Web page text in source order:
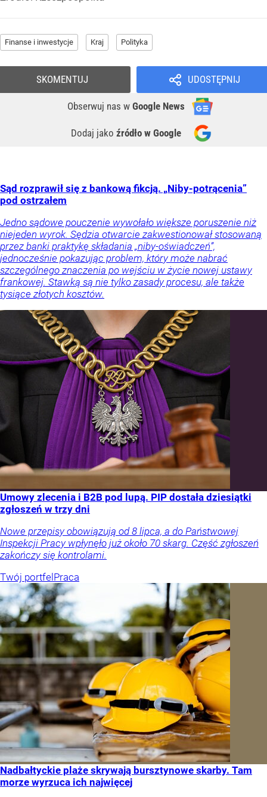
Finanse i inwestycje Kraj Polityka
UDOSTĘPNIJ
Obserwuj nas w Google News
Dodaj jako źródło w Google
SKOMENTUJ
Sąd rozprawił się z bankową fikcją. „Niby-potrącenia”
pod ostrzałem
Jedno sądowe pouczenie wywołało większe poruszenie niż
niejeden wyrok. Sędzia otwarcie zakwestionował stosowaną
przez banki praktykę składania „niby-oświadczeń”,
jednocześnie pokazując problem, który może nabrać
szczególnego znaczenia po wejściu w życie nowej ustawy
frankowej. Stawką są nie tylko zasady procesu, ale także
tysiące złotych kosztów.
Umowy zlecenia i B2B pod lupą. PIP dostała dziesiątki
zgłoszeń w trzy dni
Nowe przepisy obowiązują od 8 lipca, a do Państwowej
Inspekcji Pracy wpłynęło już około 70 skarg. Część zgłoszeń
zakończy się kontrolami.
Twój portfelPraca
Nadbałtyckie plaże skrywają bursztynowe skarby. Tam
morze wyrzuca ich najwięcej